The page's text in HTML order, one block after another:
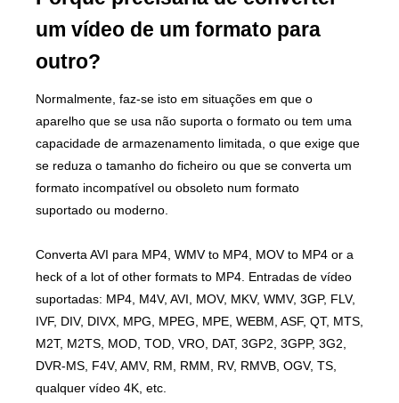
um vídeo de um formato para
outro?
Normalmente, faz-se isto em situações em que o
aparelho que se usa não suporta o formato ou tem uma
capacidade de armazenamento limitada, o que exige que
se reduza o tamanho do ficheiro ou que se converta um
formato incompatível ou obsoleto num formato
suportado ou moderno.
Converta AVI para MP4, WMV to MP4, MOV to MP4 or a
heck of a lot of other formats to MP4. Entradas de vídeo
suportadas: MP4, M4V, AVI, MOV, MKV, WMV, 3GP, FLV,
IVF, DIV, DIVX, MPG, MPEG, MPE, WEBM, ASF, QT, MTS,
M2T, M2TS, MOD, TOD, VRO, DAT, 3GP2, 3GPP, 3G2,
DVR-MS, F4V, AMV, RM, RMM, RV, RMVB, OGV, TS,
qualquer vídeo 4K, etc.